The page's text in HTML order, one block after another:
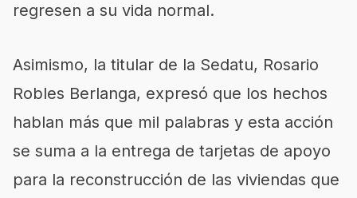
regresen a su vida normal.
Asimismo, la titular de la Sedatu, Rosario
Robles Berlanga, expresó que los hechos
hablan más que mil palabras y esta acción
se suma a la entrega de tarjetas de apoyo
para la reconstrucción de las viviendas que